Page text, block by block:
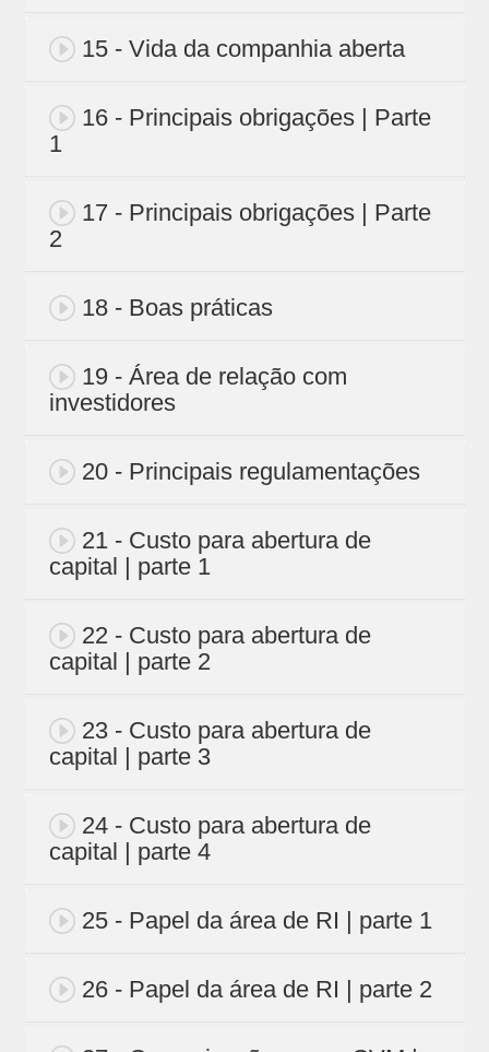
15 - Vida da companhia aberta
16 - Principais obrigações | Parte
1
17 - Principais obrigações | Parte
2
18 - Boas práticas
19 - Área de relação com
investidores
20 - Principais regulamentações
21 - Custo para abertura de
capital | parte 1
22 - Custo para abertura de
capital | parte 2
23 - Custo para abertura de
capital | parte 3
24 - Custo para abertura de
capital | parte 4
25 - Papel da área de RI | parte 1
26 - Papel da área de RI | parte 2